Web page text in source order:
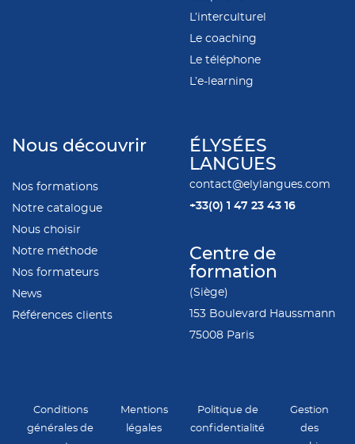
L’interculturel
Le coaching
Le téléphone
L’e-learning
Nous découvrir
Nos formations
Notre catalogue
Nous choisir
Notre méthode
Nos formateurs
News
Références clients
ÉLYSÉES
LANGUES
contact@elylangues.com
+33(0) 1 47 23 43 16
Centre de
formation
(Siège)
153 Boulevard Haussmann
75008 Paris
Conditions
générales de
Mentions
légales
Politique de
confidentialité
Gestion
des